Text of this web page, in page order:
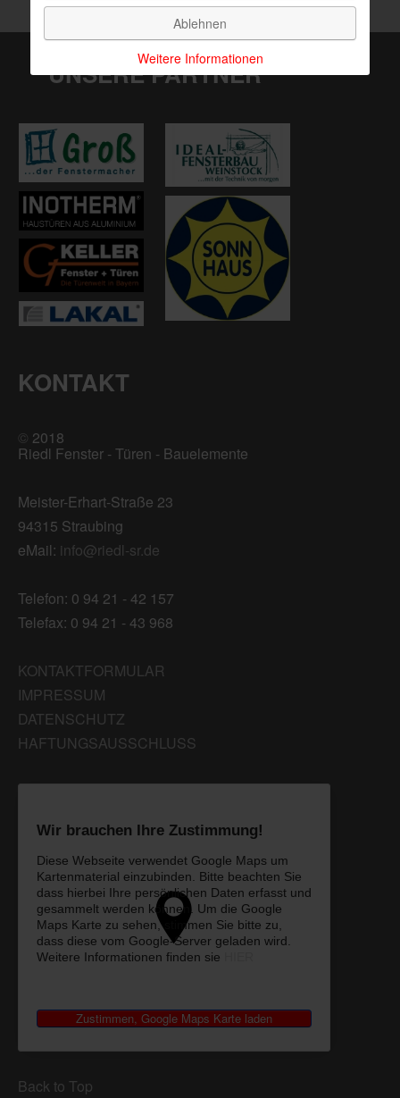
UNSERE PARTNER
KONTAKT
© 2018
Riedl Fenster - Türen - Bauelemente
Meister-Erhart-Straße 23
94315 Straubing
eMail: info@riedl-sr.de
Telefon: 0 94 21 - 42 157
Telefax: 0 94 21 - 43 968
KONTAKTFORMULAR
IMPRESSUM
DATENSCHUTZ
HAFTUNGSAUSSCHLUSS
Wir brauchen Ihre Zustimmung!
Diese Webseite verwendet Google Maps um
Kartenmaterial einzubinden. Bitte beachten Sie
dass hierbei Ihre persönlichen Daten erfasst und
gesammelt werden können. Um die Google
Maps Karte zu sehen, stimmen Sie bitte zu,
dass diese vom Google-Server geladen wird.
Weitere Informationen finden sie
Back to Top
Ablehnen
Weitere Informationen